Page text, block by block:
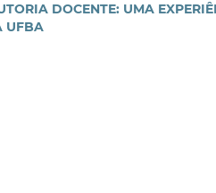
DOCENTE: UMA
UFBA